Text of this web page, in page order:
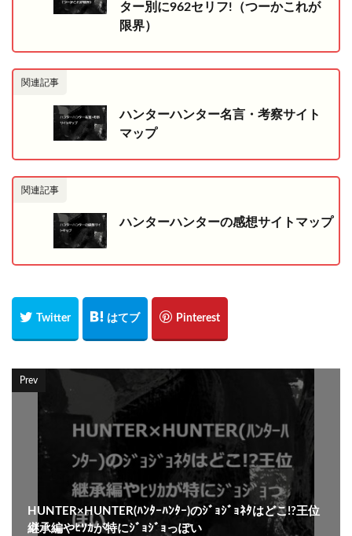
ター別に962セリフ!（つーかこれが
限界）
関連記事
ハンターハンター名言・考察サイト
マップ
関連記事
ハンターハンターの感想サイトマップ
Prev
HUNTER×HUNTER(ﾊﾝﾀｰﾊﾝﾀｰ)のｼﾞｮｼﾞｮﾈﾀはどこ!?王位
継承編やﾋｿｶが特にｼﾞｮｼﾞｮっぽい